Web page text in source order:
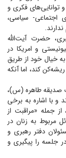
توانایی‌های فکری و
اجتماعی- سیاسی،
حضرت آیت‌الله
و امریکا در
خیال خود از طریق
کند، اما آنکه
صدیقه طاهره (س)،
و با اشاره به برخی
جمله «مراقبت از
مربوط به زنان در
دفتر رهبری و
جلسه را پیگیری و